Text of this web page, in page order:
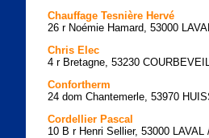
Chauffage Tesnière Hervé
26 r Noémie Hamard, 53000
Chris Elec
4 r Bretagne, 53230
Confortherm
24 dom Chantemerle, 53970
Cordellier Pascal
10 B r Henri Sellier, 53000 LAVAL